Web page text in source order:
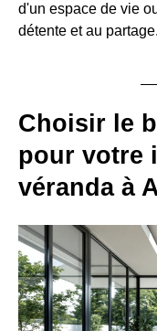
d'un espace de vie
détente et au partage.
Choisir le
pour votre
véranda à